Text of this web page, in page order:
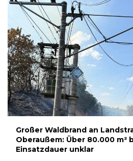
Großer Waldbrand an
Oberaußem: Über 80.000 m²
Einsatzdauer unklar